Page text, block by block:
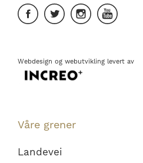
Webdesign og webutvikling levert av
Våre grener
Landevei